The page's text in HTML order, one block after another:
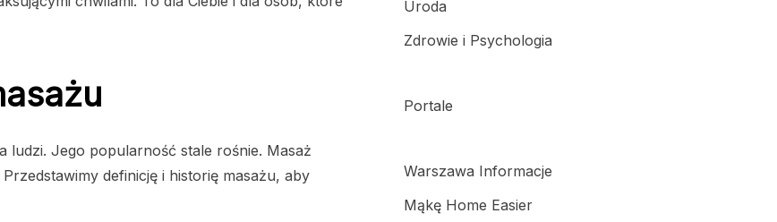
ludzi. Jego popularność stale rośnie. Masaż
definicję i historię masażu, aby
Uroda
Zdrowie i Psychologia
Portale
Warszawa Informacje
Mąkę Home Easier